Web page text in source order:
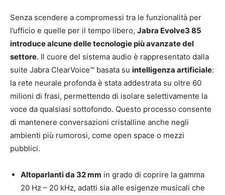
Senza scendere a compromessi tra le funzionalità per
l’ufficio e quelle per il tempo libero, Jabra Evolve3 85
introduce alcune delle tecnologie più avanzate del
settore. Il cuore del sistema audio è rappresentato dalla
suite Jabra ClearVoice™ basata su intelligenza artificiale:
la rete neurale profonda è stata addestrata su oltre 60
milioni di frasi, permettendo di isolare selettivamente la
voce da qualsiasi sottofondo. Questo processo consente
di mantenere conversazioni cristalline anche negli
ambienti più rumorosi, come open space o mezzi
pubblici.
Altoparlanti da 32 mm in grado di coprire la gamma
20 Hz – 20 kHz, adatti sia alle esigenze musicali che